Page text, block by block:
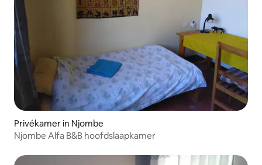
Privékamer in Njombe
Njombe Alfa B&B hoofdslaapkamer